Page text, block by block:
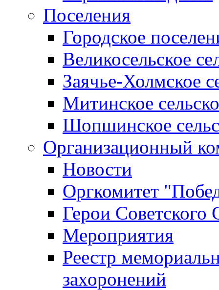
Поселения
Городское
Великосельское
Заячье-Холмское
Митинское
Шопшинское
Организационный
Новости
Оргкомитет
Герои Советского
Мероприятия
Реестр
захоронений